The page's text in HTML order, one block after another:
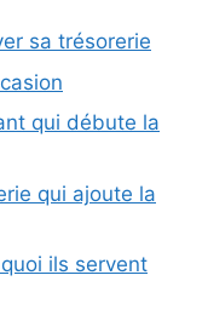
sa trésorerie
qui débute la
qui ajoute la
ils servent